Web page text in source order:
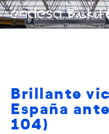
Brillante
España
104)